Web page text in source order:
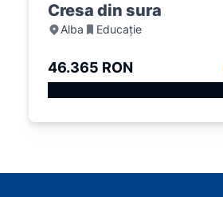
Cresa din sura
Alba Educație
46.365 RON